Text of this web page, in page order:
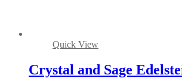
Quick View
Crystal and Sage